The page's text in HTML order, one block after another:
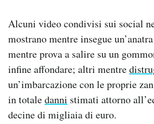
Alcuni video condivisi sui social
mostrano mentre insegue
mentre prova a salire su un
infine affondare; altri mentre
un’imbarcazione con le proprie
in totaledanni stimati attorno
decine di migliaia di euro.